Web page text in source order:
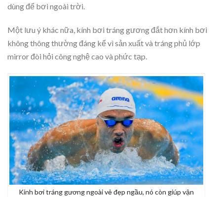
dùng để bơi ngoài trời.
Một lưu ý khác nữa, kính bơi tráng gương đắt hơn kính bơi
không thông thường đáng kể vì sản xuất và tráng phủ lớp
mirror đòi hỏi công nghệ cao và phức tạp.
Kính bơi tráng gương ngoài vẻ đẹp ngầu, nó còn giúp vận